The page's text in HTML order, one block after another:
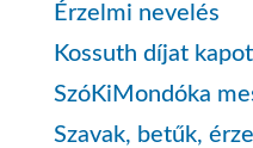
Érzelmi nevelés
Kossuth díjat
SzóKiMondóka
Szavak, betűk,